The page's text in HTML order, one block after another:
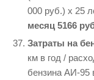
000 руб.) х 25
месяц 5166
Затраты на
км в год /
бензина АИ-95